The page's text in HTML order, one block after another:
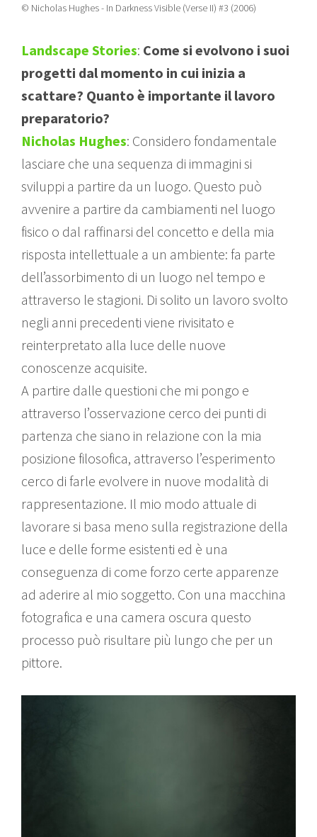
© Nicholas Hughes - In Darkness Visible (Verse II) #3 (2006)
Landscape Stories: Come si evolvono i suoi
progetti dal momento in cui inizia a
scattare? Quanto è importante il lavoro
preparatorio?
Nicholas Hughes: Considero fondamentale
lasciare che una sequenza di immagini si
sviluppi a partire da un luogo. Questo può
avvenire a partire da cambiamenti nel luogo
fisico o dal raffinarsi del concetto e della mia
risposta intellettuale a un ambiente: fa parte
dell’assorbimento di un luogo nel tempo e
attraverso le stagioni. Di solito un lavoro svolto
negli anni precedenti viene rivisitato e
reinterpretato alla luce delle nuove
conoscenze acquisite.
A partire dalle questioni che mi pongo e
attraverso l’osservazione cerco dei punti di
partenza che siano in relazione con la mia
posizione filosofica, attraverso l’esperimento
cerco di farle evolvere in nuove modalità di
rappresentazione. Il mio modo attuale di
lavorare si basa meno sulla registrazione della
luce e delle forme esistenti ed è una
conseguenza di come forzo certe apparenze
ad aderire al mio soggetto. Con una macchina
fotografica e una camera oscura questo
processo può risultare più lungo che per un
pittore.